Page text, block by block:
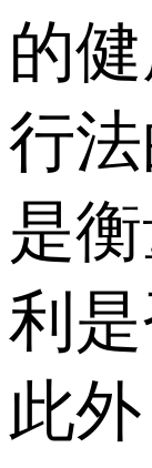
的
行
是
利是
此